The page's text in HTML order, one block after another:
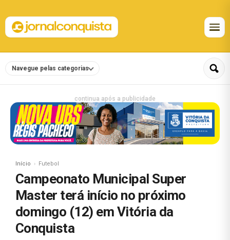
Navegue pelas categorias
continua após a publicidade
Início Futebol
Campeonato Municipal Super
Master terá início no próximo
domingo (12) em Vitória da
Conquista